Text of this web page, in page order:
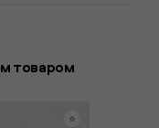
товаром